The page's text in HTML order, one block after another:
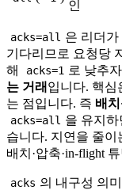
인
acks=all 은 리더가
기다리므로 요청당
해
acks=1 로 낮추
는 거래 입니다. 핵심
는 점입니다. 즉 배
acks=all 을 유지
습니다. 지연을 줄이
배치·압축·in-flight
acks 의 내구성 의미